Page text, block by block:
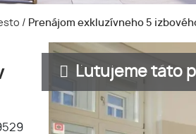
/ Prenájom exkluzívneho 5
Ľutujeme táto